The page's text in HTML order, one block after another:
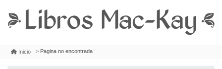
Inicio Pagina no encontrada